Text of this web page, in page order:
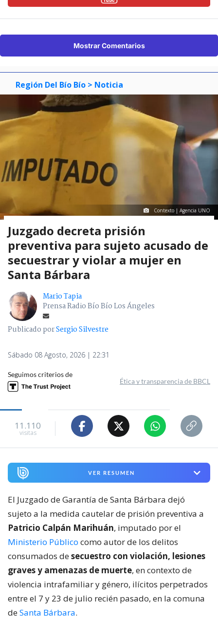
Mostrar Comentarios
Región Del Bío Bío > Noticia
Contexto | Agencia UNO
Juzgado decreta prisión
preventiva para sujeto acusado de
secuestrar y violar a mujer en
Santa Bárbara
Mario Tapia
Prensa Radio Bío Bío Los Ángeles
Publicado porSergio Silvestre
Sábado 08 Agosto, 2026 | 22:31
Seguimos criterios de
Ética y transparencia de BBCL
11.110
visitas
VER RESUMEN
El Juzgado de Garantía de Santa Bárbara dejó
sujeto a la medida cautelar de prisión preventiva a
Patricio Calpán Marihuán, imputado por el
Ministerio Público como autor de los delitos
consumados desecuestro con violación, lesiones
graves y amenazas de muerte, en contexto de
violencia intrafamiliar y género, ilícitos perpetrados
entre el 7 y 23 de julio recién pasado, en la comuna
deSanta Bárbara.